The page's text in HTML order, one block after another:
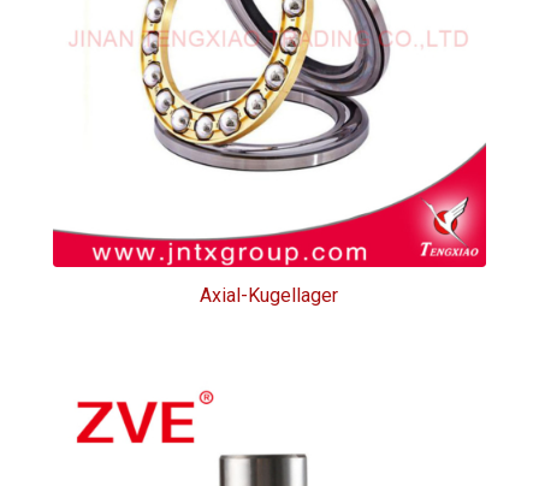
Axial-Kugellager
Axial-Kugellager